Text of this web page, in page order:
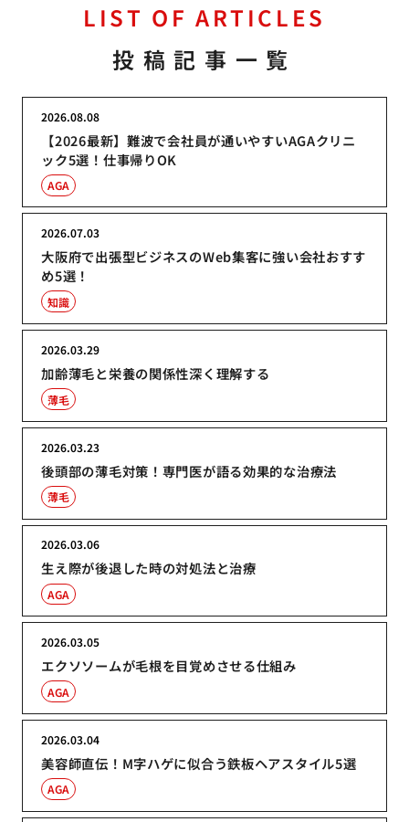
LIST OF ARTICLES
投稿記事一覧
【2026最新】難波で会社員が通いやすいAGAクリニ
ック5選！仕事帰りOK
2026.08.08
AGA
大阪府で出張型ビジネスのWeb集客に強い会社おすす
め5選！
2026.07.03
知識
加齢薄毛と栄養の関係性深く理解する
2026.03.29
薄毛
後頭部の薄毛対策！専門医が語る効果的な治療法
2026.03.23
薄毛
生え際が後退した時の対処法と治療
2026.03.06
AGA
エクソソームが毛根を目覚めさせる仕組み
2026.03.05
AGA
美容師直伝！M字ハゲに似合う鉄板ヘアスタイル5選
2026.03.04
AGA